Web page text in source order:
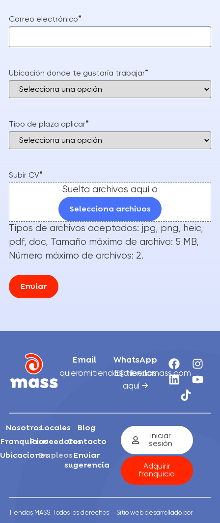
Correo electrónico*
Ubicación donde te gustaría trabajar*
Tipo de plaza aplicar*
Subir CV*
Suelta archivos aquí o
Selecciona archivos
Tipos de archivos aceptados: jpg, png, heic,
pdf, doc, Tamaño máximo de archivo: 5 MB,
Número máximo de archivos: 2.
Email
quieromitienda@tiendamass.com
WhatsApp
Escríbenos
aquí →
Nosotros
Franquicias
Ubicaciones
Locales
Proveedores
Empleos
Blog
Contacto
Enviar
sugerencia
Iniciar
sesión
Adquirir
franquicia
Tiendas MASS. Todos los derechos Sitio web desarrollado por